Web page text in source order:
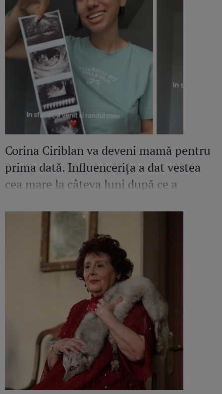
Corina Ciriblan va deveni mamă pentru
prima dată. Influencerița a dat vestea
cea mare la câteva luni după ce a